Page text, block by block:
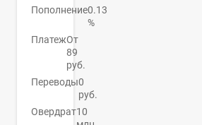
Пополнение0.13
%
ПлатежОт
89
руб.
Переводы0
руб.
Овердрат10